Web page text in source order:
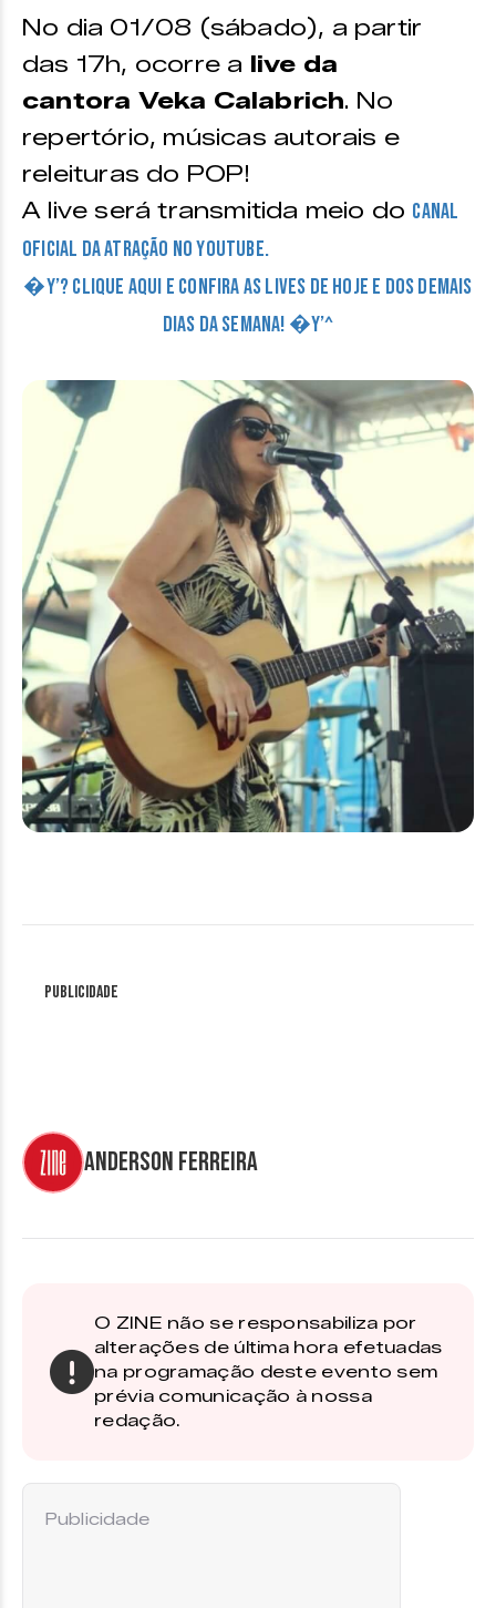
No dia 01/08 (sábado), a partir
das 17h, ocorre a live da
cantora Veka Calabrich. No
repertório, músicas autorais e
releituras do POP!
A live será transmitida meio do canal
oficial da atração no Youtube.
�Y’? CLIQUE AQUI E CONFIRA AS LIVES DE HOJE E DOS DEMAIS
DIAS DA SEMANA! �Y’^
Publicidade
Anderson Ferreira
O ZINE não se responsabiliza por
alterações de última hora efetuadas
na programação deste evento sem
prévia comunicação à nossa
redação.
Publicidade